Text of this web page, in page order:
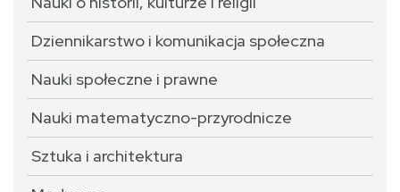
Dziennikarstwo i komunikacja społeczna
Nauki społeczne i prawne
Nauki matematyczno-przyrodnicze
Sztuka i architektura